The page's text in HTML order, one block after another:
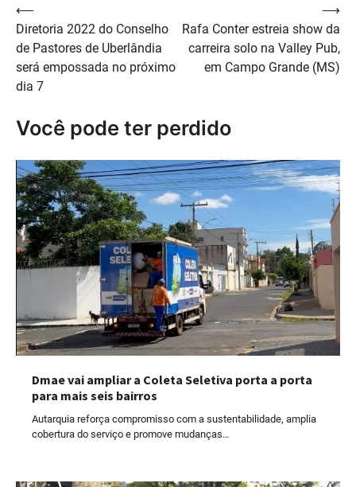
Navegação
de
Post
⟵
Diretoria 2022 do Conselho
de Pastores de Uberlândia
será empossada no próximo
dia 7
Rafa Conter estreia show da
carreira solo na Valley Pub,
em Campo Grande (MS)
⟶
Você pode ter perdido
Dmae vai ampliar a Coleta Seletiva porta a porta
para mais seis bairros
Autarquia reforça compromisso com a sustentabilidade, amplia
cobertura do serviço e promove mudanças…